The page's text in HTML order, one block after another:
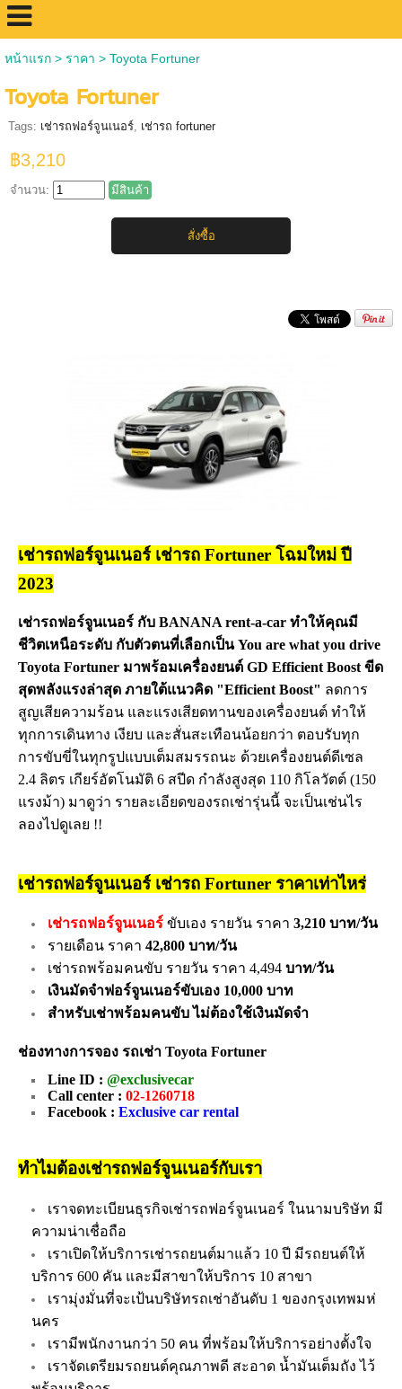
หน้าแรก> ราคา > Toyota Fortuner
Toyota Fortuner
Tags: เช่ารถฟอร์จูนเนอร์, เช่ารถ fortuner
฿3,210
จำนวน: มีสินค้า
เช่ารถฟอร์จูนเนอร์ เช่ารถ Fortuner โฉมใหม่ ปี
2023
เช่ารถฟอร์จูนเนอร์ กับ BANANA rent-a-car ทำให้คุณมี
ชีวิตเหนือระดับ กับตัวตนที่เลือกเป็น You are what you drive
Toyota Fortuner มาพร้อมเครื่องยนต์ GD Efficient Boost ขีด
สุดพลังแรงล่าสุด ภายใต้แนวคิด "Efficient Boost" ลดการ
สูญเสียความร้อน และแรงเสียดทานของเครื่องยนต์ ทำให้
ทุกการเดินทาง เงียบ และสั่นสะเทือนน้อยกว่า ตอบรับทุก
การขับขี่ในทุกรูปแบบเต็มสมรรถนะ ด้วยเครื่องยนต์ดีเซล
2.4 ลิตร เกียร์อัตโนมัติ 6 สปีด กำลังสูงสุด 110 กิโลวัตต์ (150
แรงม้า) มาดูว่า รายละเอียดของรถเช่ารุ่นนี้ จะเป็นเช่นไร
ลองไปดูเลย !!
เช่ารถฟอร์จูนเนอร์ เช่ารถ Fortuner ราคาเท่าไหร่
เช่ารถฟอร์จูนเนอร์ ขับเอง รายวัน ราคา 3,210 บาท/วัน
รายเดือน ราคา 42,800 บาท/วัน
เช่ารถพร้อมคนขับ รายวัน ราคา 4,494 บาท/วัน
เงินมัดจำฟอร์จูนเนอร์ขับเอง 10,000 บาท
สำหรับเช่าพร้อมคนขับ ไม่ต้องใช้เงินมัดจำ
ช่องทางการจอง รถเช่า Toyota Fortuner
Line ID : @exclusivecar
Call center : 02-1260718
Facebook : Exclusive car rental
ทำไมต้องเช่ารถฟอร์จูนเนอร์กับเรา
เราจดทะเบียนธุรกิจเช่ารถฟอร์จูนเนอร์ ในนามบริษัท มี
ความน่าเชื่อถือ
เราเปิดให้บริการเช่ารถยนต์มาแล้ว 10 ปี มีรถยนต์ให้
บริการ 600 คัน และมีสาขาให้บริการ 10 สาขา
เรามุ่งมั่นที่จะเป้นบริษัทรถเช่าอันดับ 1 ของกรุงเทพมห่
นคร
เรามีพนักงานกว่า 50 คน ที่พร้อมให้บริการอย่างตั้งใจ
เราจัดเตรียมรถยนต์คุณภาพดี สะอาด น้ำมันเต็มถัง ไว้